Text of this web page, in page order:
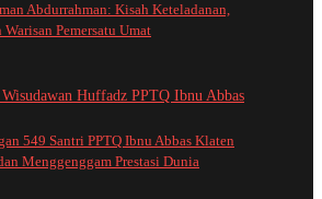
Abdurrahman: Kisah Keteladanan,
Warisan Pemersatu Umat
549 Santri PPTQ Ibnu Abbas Klaten
Menggenggam Prestasi Dunia